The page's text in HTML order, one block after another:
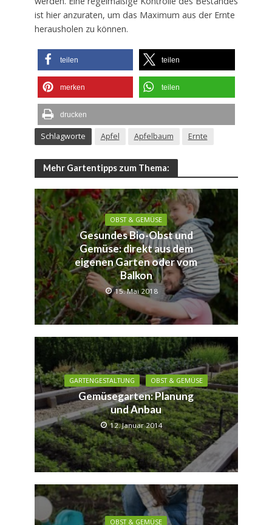
ist hier anzuraten, um das Maximum aus der Ernte
herausholen zu können.
teilen teilen
merken teilen
drucken
Schlagworte Apfel Apfelbaum Ernte
Mehr Gartentipps zum Thema:
OBST & GEMÜSE
Gesundes Bio-Obst und
Gemüse: direkt aus dem
eigenen Garten oder vom
Balkon
15. Mai 2018
GARTENGESTALTUNG OBST & GEMÜSE
Gemüsegarten: Planung
und Anbau
12. Januar 2014
OBST & GEMÜSE